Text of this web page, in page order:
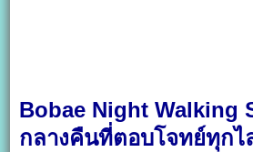
Bobae Night Walking
กลางคืนที่ตอบโจทย์ทุกไ